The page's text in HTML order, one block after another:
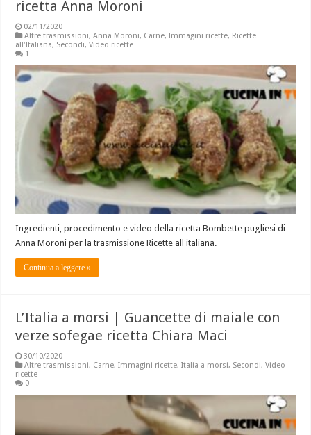
ricetta Anna Moroni
02/11/2020
Altre trasmissioni,Anna Moroni, Carne,Immagini ricette, Ricette
all'Italiana, Secondi,Video ricette
1
Ingredienti, procedimento e video della ricetta Bombette pugliesi di
Anna Moroni per la trasmissione Ricette all'italiana.
Continua a leggere »
L’Italia a morsi | Guancette di maiale con
verze sofegae ricetta Chiara Maci
30/10/2020
Altre trasmissioni, Carne,Immagini ricette,Italia a morsi, Secondi,Video
ricette
0